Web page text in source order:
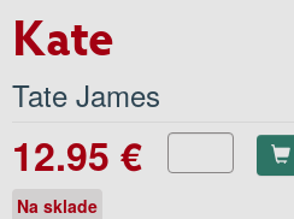
Kate
Tate James
12.95 €
Na sklade